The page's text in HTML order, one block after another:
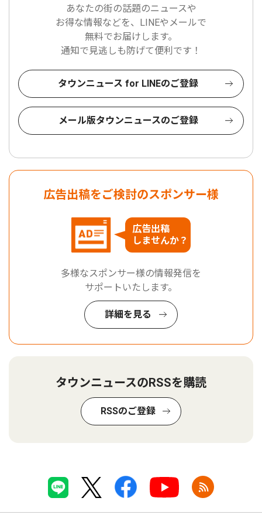
あなたの街の話題のニュースや
お得な情報などを、LINEやメールで
無料でお届けします。
通知で見逃しも防げて便利です！
タウンニュース for LINEのご登録
メール版タウンニュースのご登録
広告出稿をご検討のスポンサー様
広告出稿
しませんか？
多様なスポンサー様の情報発信を
サポートいたします。
詳細を見る
タウンニュースのRSSを購読
RSSのご登録